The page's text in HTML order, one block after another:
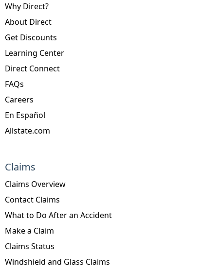
Why Direct?
About Direct
Get Discounts
Learning Center
Direct Connect
FAQs
Careers
En Español
Allstate.com
Claims
Claims Overview
Contact Claims
What to Do After an Accident
Make a Claim
Claims Status
Windshield and Glass Claims